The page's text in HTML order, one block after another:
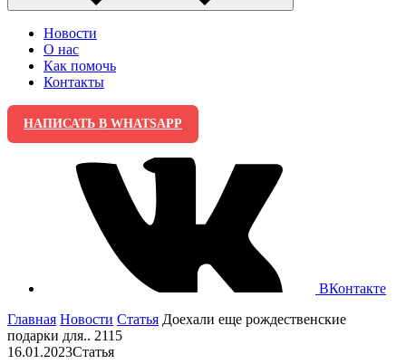
Новости
О нас
Как помочь
Контакты
НАПИСАТЬ В WHATSAPP
ВКонтакте
Главная Новости Cтатья Доехали еще рождественские
подарки для.. 2115
16.01.2023Cтатья